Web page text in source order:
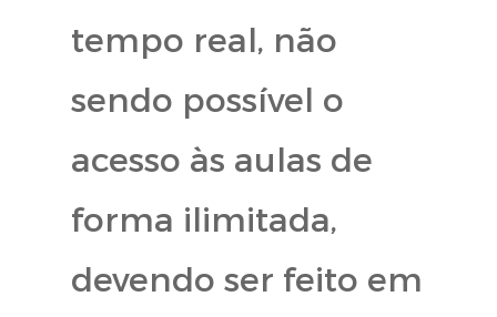
tempo real, não
sendo possível o
acesso às aulas de
forma ilimitada,
devendo ser feito em